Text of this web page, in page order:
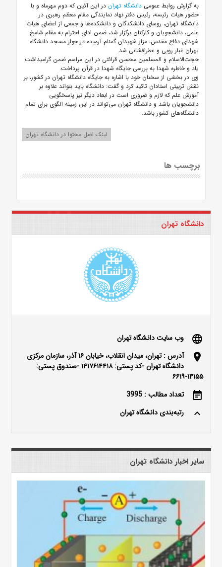
به گزارش روابط عمومی دانشگاه تهران در این آئین که دوم مهرماه و با
حضور هیات رئیسه، رئیس دفتر نهاد نمایندگی مقام معظم رهبری در
دانشگاه تهران، روسای دانشکدگان و دانشکده‌ها و جمعی از اعضای هیات
علمی، دانشجویان و کارکنان برگزار شد، ضمن ادای احترام به مقام شامخ
شهدای دفاع مقدس، مزار شهیدان گمنام آرمیده در جوار مسجد دانشگاه
تهران غبار روبی و عطرافشانی شد.
حجت‌الاسلام و المسلمین محسن قرائتی در این مراسم ضمن گرامیداشت
یاد و خاطره شهدا به بررسی جایگاه شهدا در قرآن پرداخت.
وی در بخشی از سخنان خود با اشاره به جایگاه دانشگاه تهران در کشور، بر
نقش تربیتی استادان تاکید کرد و گفت: دانشگاه باید بتواند علاوه بر
آموزش علم که لازم و ضروری است در ابعاد دیگر نیز پاسخگویی
دانشجویان باشد و دانشگاه تهران می‌تواند در این زمینه الگوی برای تمام
دانشگاه‌های کشور باشد.
لینک اصل محتوا در دانشگاه تهران
برچسب ها
دانشگاه تهران
language وب سایت دانشگاه تهران
location_on
آدرس : تهران، میدان انقلاب، خیابان ۱۶ آذر، سازمان مرکزی
دانشگاه تهران -کد پستی: ۱۴۱۷۶۱۴۴۱۸ -صندوق پستی:
۱۴۱۵۵-۶۶۱۹
event_note تعداد مطالب : 3995
keyboard_arrow_up رتبه‌بندی دانشگاه تهران
سایر اخبار دانشگاه تهران